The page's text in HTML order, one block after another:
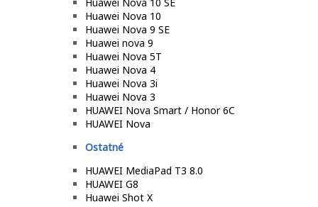
Huawei Nova 10
Huawei Nova 9 SE
Huawei nova 9
Huawei Nova 5T
Huawei Nova 4
Huawei Nova 3i
Huawei Nova 3
HUAWEI Nova Smart / Honor 6C
HUAWEI Nova
Ostatné
HUAWEI MediaPad T3 8.0
HUAWEI G8
Huawei Shot X